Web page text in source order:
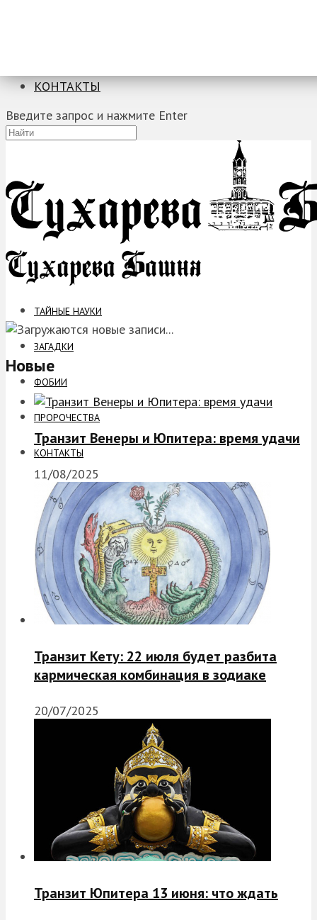
КОНТАКТЫ
Введите запрос и нажмите Enter
ТАЙНЫЕ НАУКИ
ЗАГАДКИ
ФОБИИ
ПРОРОЧЕСТВА
КОНТАКТЫ
Новые
Транзит Венеры и Юпитера: время удачи
11/08/2025
Транзит Кету: 22 июля будет разбита
кармическая комбинация в зодиаке
20/07/2025
Транзит Юпитера 13 июня: что ждать